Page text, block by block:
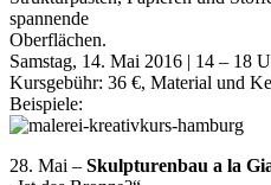
spannende
Oberflächen.
Samstag, 14. Mai 2016 | 14 – 18
Kursgebühr: 36 €, Material und
Beispiele:
28. Mai – Skulpturenbau a la